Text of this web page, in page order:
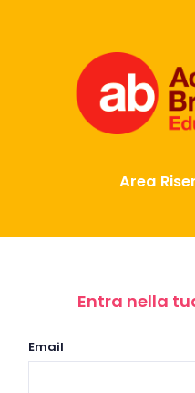
Area
Entra nella
Email